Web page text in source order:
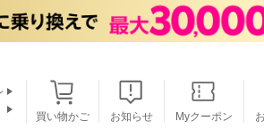
買い物かご お知らせ Myクーポン